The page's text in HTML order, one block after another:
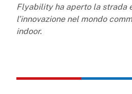
Flyability ha aperto la strada
l’innovazione nel mondo
indoor.